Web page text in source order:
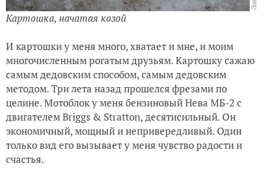
Картошка, начатая козой
И картошки у меня много, хватает и мне, и моим
многочисленным рогатым друзьям. Картошку сажаю
самым дедовским способом, самым дедовским
методом. Три лета назад прошелся фрезами по
целине. Мотоблок у меня бензиновый Нева МБ-2 с
двигателем Briggs & Stratton, десятисильный. Он
экономичный, мощный и непривередливый. Один
только вид его вызывает у меня чувство радости и
счастья.